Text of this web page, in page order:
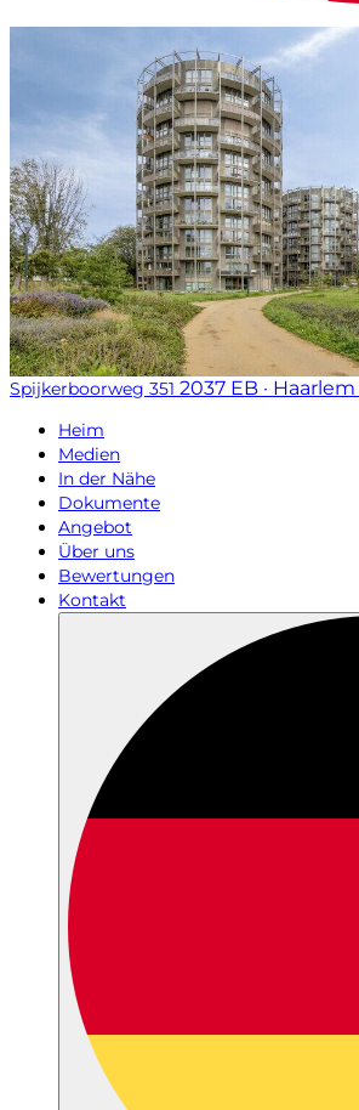
Spijkerboorweg 351 2037 EB · Haarlem
Heim
Medien
In der Nähe
Dokumente
Angebot
Über uns
Bewertungen
Kontakt